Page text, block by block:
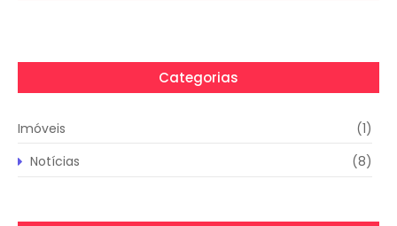
Categorias
Imóveis
(1)
Notícias
(8)